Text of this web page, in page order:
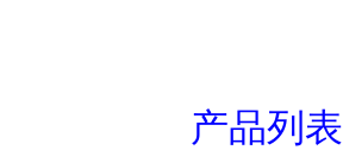
产品列表